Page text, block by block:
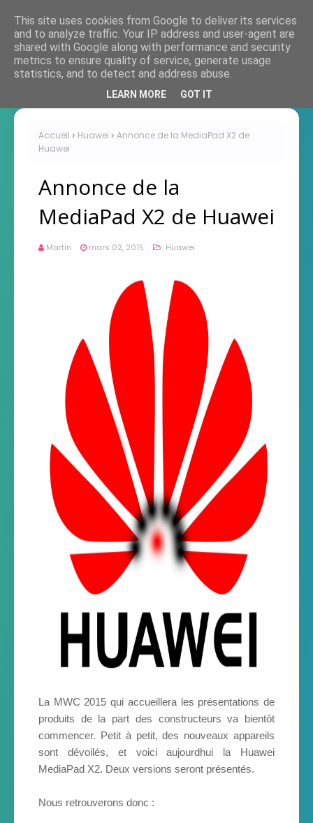
Accueil Huawei
Annonce de la MediaPad X2 de
Huawei
Annonce de la
MediaPad X2 de Huawei
Martin mars 02, 2015 Huawei
La MWC 2015 qui accueillera les présentations de
produits de la part des constructeurs va bientôt
commencer. Petit à petit, des nouveaux appareils
sont dévoilés, et voici aujourdhui la Huawei
MediaPad X2. Deux versions seront présentés.
Nous retrouverons donc :
This site uses cookies from Google to deliver its services
and to analyze traffic. Your IP address and user-agent are
shared with Google along with performance and security
metrics to ensure quality of service, generate usage
statistics, and to detect and address abuse.
LEARN MORE GOT IT